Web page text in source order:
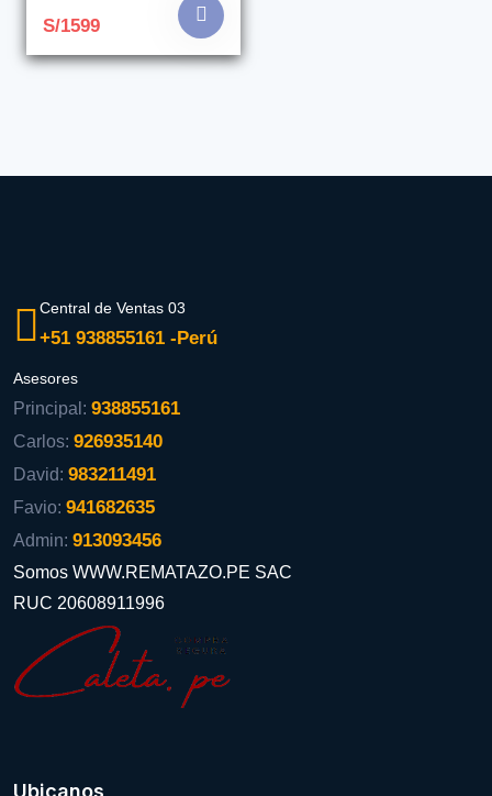
S/1599
Central de Ventas 03
+51 938855161 -Perú
Asesores
Principal: 938855161
Carlos: 926935140
David: 983211491
Favio: 941682635
Admin: 913093456
Somos WWW.REMATAZO.PE SAC
RUC 20608911996
Ubicanos